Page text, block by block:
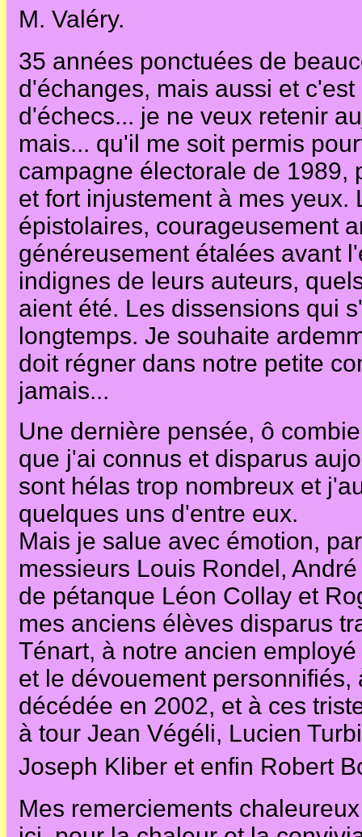
M. Valéry.
35 années ponctuées de
d'échanges, mais aussi et
d'échecs... je ne veux retenir
mais... qu'il me soit permis
campagne électorale de 1989,
et fort injustement à mes
épistolaires, courageusement
généreusement étalées avant
indignes de leurs auteurs,
aient été. Les dissensions qui
longtemps. Je souhaite
doit régner dans notre petite
jamais...
Une dernière pensée, ô
que j'ai connus et disparus
sont hélas trop nombreux et
quelques uns d'entre eux.
Mais je salue avec émotion,
messieurs Louis Rondel,
de pétanque Léon Collay et
mes anciens élèves disparus
Ténart, à notre ancien
et le dévouement
décédée en 2002, et à ces
à tour Jean Végéli, Lucien
Joseph Kliber et enfin Robert
Mes remerciements